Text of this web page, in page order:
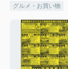
グルメ・お買い物